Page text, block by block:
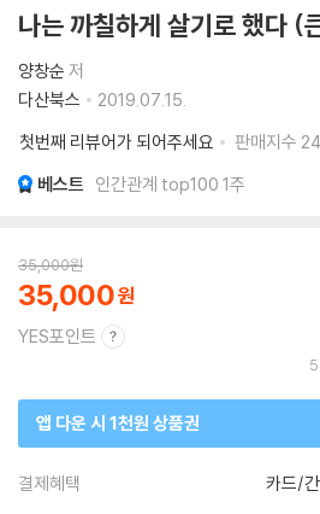
나는 까칠하게 살기로 했다 (
양창순 저
다산북스
2019.07.15.
첫번째 리뷰어가 되어주세요
판매지수 24
베스트 인간관계 top100 1주
35,000원
35,000
YES포인트
앱 다운 시 1천원 상품권
결제혜택 카드/